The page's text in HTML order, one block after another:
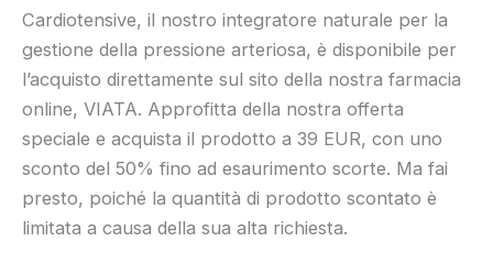
Cardiotensive, il nostro integratore naturale per la
gestione della pressione arteriosa, è disponibile per
l’acquisto direttamente sul sito della nostra farmacia
online, VIATA. Approfitta della nostra offerta
speciale e acquista il prodotto a 39 EUR, con uno
sconto del 50% fino ad esaurimento scorte. Ma fai
presto, poiché la quantità di prodotto scontato è
limitata a causa della sua alta richiesta.